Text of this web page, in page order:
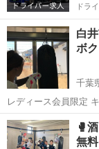
ドラ
白
ボ
千葉
レディース会員限定 キックボ
¥4.800(月8回) ¥7.800(月16回) 日曜
...
千葉 白井市
🥊
無